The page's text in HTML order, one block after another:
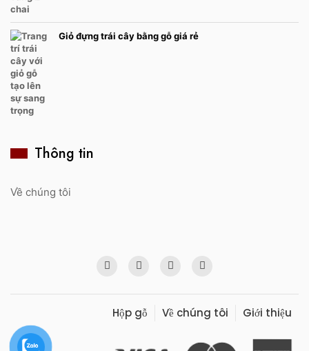
Giỏ đựng trái cây bằng gỗ giá rẻ
Thông tin
Về chúng tôi
Hộp gỗ Về chúng tôi Giới thiệu